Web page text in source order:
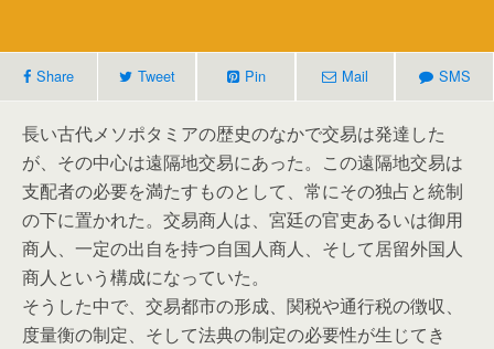
Share Tweet Pin Mail SMS
長い古代メソポタミアの歴史のなかで交易は発達した
が、その中心は遠隔地交易にあった。この遠隔地交易は
支配者の必要を満たすものとして、常にその独占と統制
の下に置かれた。交易商人は、宮廷の官吏あるいは御用
商人、一定の出自を持つ自国人商人、そして居留外国人
商人という構成になっていた。
そうした中で、交易都市の形成、関税や通行税の徴収、
度量衡の制定、そして法典の制定の必要性が生じてき